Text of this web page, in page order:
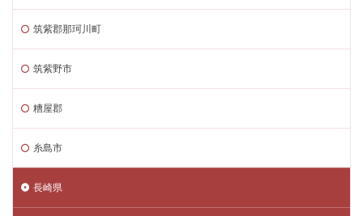
筑紫郡那珂川町
筑紫野市
糟屋郡
糸島市
長崎県